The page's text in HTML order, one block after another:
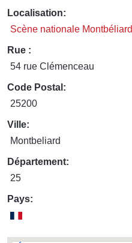
Localisation:
Scène nationale Montbéliard
Rue :
54 rue Clémenceau
Code Postal:
25200
Ville:
Montbeliard
Département:
25
Pays: